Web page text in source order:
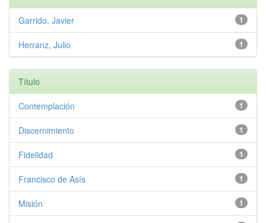
1
Garrido, Javier
1
Herranz, Julio
Título
1
Contemplación
1
Discernimiento
1
Fidelidad
1
Francisco de Asís
1
Misión